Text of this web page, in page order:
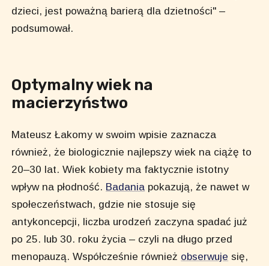
dzieci, jest poważną barierą dla dzietności" –
podsumował.
Optymalny wiek na
macierzyństwo
Mateusz Łakomy w swoim wpisie zaznacza
również, że biologicznie najlepszy wiek na ciążę to
20–30 lat. Wiek kobiety ma faktycznie istotny
wpływ na płodność. Badania pokazują, że nawet w
społeczeństwach, gdzie nie stosuje się
antykoncepcji, liczba urodzeń zaczyna spadać już
po 25. lub 30. roku życia – czyli na długo przed
menopauzą. Współcześnie również obserwuje się,